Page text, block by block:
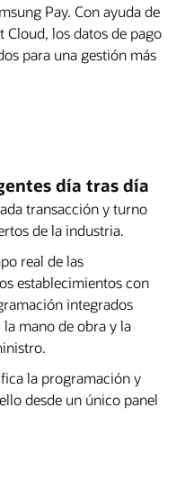
Pay. Con ayuda de
Cloud, los datos de pago
para una gestión más
día tras día
transacción y turno
de la industria.
real de las
establecimientos con
integrados
mano de obra y la
la programación y
desde un único panel